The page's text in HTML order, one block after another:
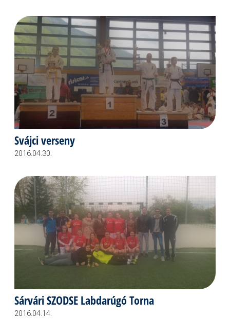
Svájci verseny
2016.04.30.
Sárvári SZODSE Labdarúgó Torna
2016.04.14.